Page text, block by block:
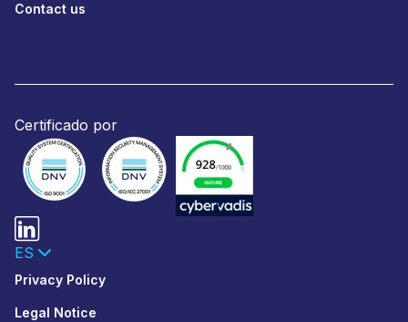
Contact us
Certificado por
ES
Privacy Policy
Legal Notice